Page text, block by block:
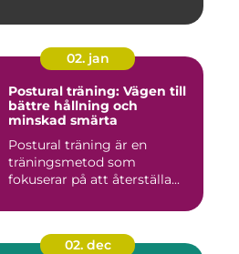
02. jan
Postural träning: Vägen till
bättre hållning och
minskad smärta
Postural träning är en
träningsmetod som
fokuserar på att återställa...
02. dec